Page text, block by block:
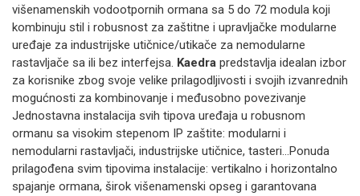
višenamenskih vodootpornih ormana sa 5 do 72 modula koji
kombinuju stil i robusnost za zaštitne i upravljačke modularne
uređaje za industrijske utičnice/utikače za nemodularne
rastavljače sa ili bez interfejsa. Kaedra predstavlja idealan izbor
za korisnike zbog svoje velike prilagodljivosti i svojih izvanrednih
mogućnosti za kombinovanje i međusobno povezivanje
Jednostavna instalacija svih tipova uređaja u robusnom
ormanu sa visokim stepenom IP zaštite: modularni i
nemodularni rastavljači, industrijske utičnice, tasteri...Ponuda
prilagođena svim tipovima instalacije: vertikalno i horizontalno
spajanje ormana, širok višenamenski opseg i garantovana